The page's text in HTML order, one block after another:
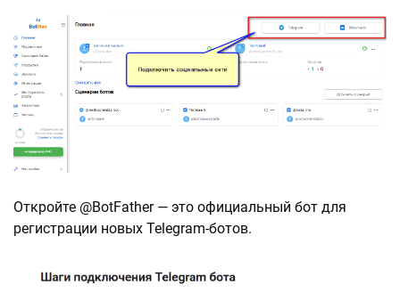
Откройте @BotFather — это официальный бот для
регистрации новых Telegram-ботов.